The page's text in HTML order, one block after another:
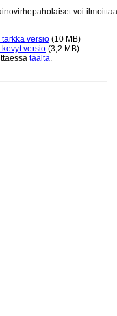
voi
versio (10 MB)
versio (3,2 MB)
täältä.